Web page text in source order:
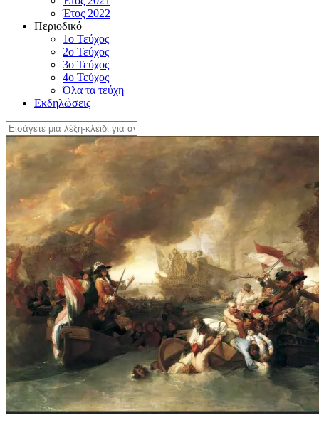
Έτος 2022
Περιοδικό
1ο Τεύχος
2ο Τεύχος
3ο Τεύχος
4o Τεύχος
Όλα τα τεύχη
Εκδηλώσεις